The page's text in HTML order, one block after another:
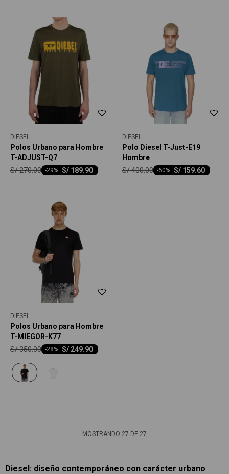
DIESEL
Polos Urbano para Hombre
T-ADJUST-Q7
S/ 189.90
-29
S/270.00
DIESEL
Polo Diesel T-Just-E19
Hombre
S/ 159.60
-60
S/400.00
DIESEL
Polos Urbano para Hombre
T-MIEGOR-K77
S/ 249.90
-28
S/350.00
MOSTRANDO 27 DE 27
Diesel: diseño contemporáneo con carácter urbano